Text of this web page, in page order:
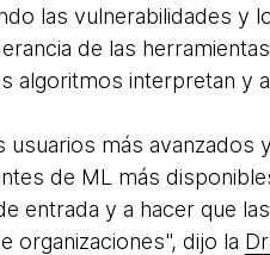
las vulnerabilidades
de las
algoritmos interpretan y
usuarios más
de ML más
entrada y a hacer que
organizaciones", dijo la